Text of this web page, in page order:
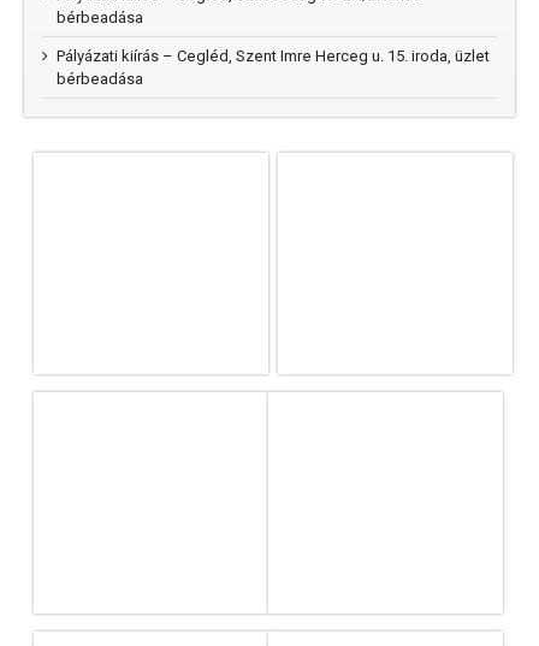
bérbeadása
Pályázati kiírás – Cegléd, Szent Imre Herceg u. 15. iroda, üzlet
bérbeadása